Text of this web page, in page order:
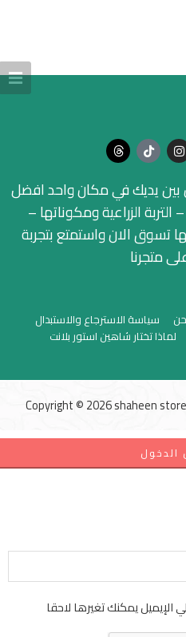
بين يديك في مكان واحد افضل
التربة الزراعية ومكوناتها –
تسوق الان واستمتع بتجربة
متجرنا
سياسة الاسترجاع والاستبدال
لماذا تختار شاهين استور بلانت
Copyright © 2026 shaheen
الدخول
يمكنك تغيرها لاحقا